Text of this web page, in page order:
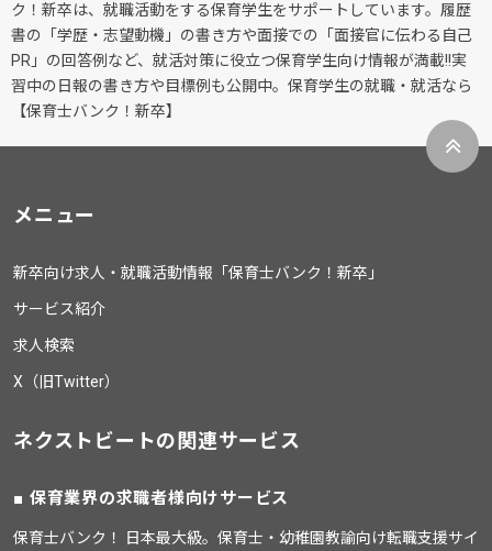
ク！新卒は、就職活動をする保育学生をサポートしています。履歴
書の「学歴・志望動機」の書き方や面接での「面接官に伝わる自己
PR」の回答例など、就活対策に役立つ保育学生向け情報が満載!!実
習中の日報の書き方や目標例も公開中。保育学生の就職・就活なら
【保育士バンク！新卒】
メニュー
新卒向け求人・就職活動情報「保育士バンク！新卒」
サービス紹介
求人検索
X（旧Twitter）
ネクストビートの関連サービス
保育業界の求職者様向けサービス
保育士バンク！ 日本最大級。保育士・幼稚園教諭向け転職支援サイ